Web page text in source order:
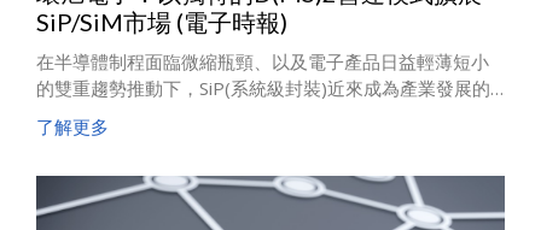
SiP/SiM市場 (電子時報)
在半導體制程面臨微縮瓶頸、以及電子產品日益輕薄短小
的雙重趨勢推動下，SiP(系統級封裝)近來成為產業發展的
重要焦點。日月光集團旗下的環旭電子(USI)，其前身為環
隆電氣公司，透過結合集團資源，已成功開拓微小化系統
及今年第一季都創下淨利大幅成長的佳績。
了解更多